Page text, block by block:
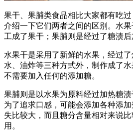
果干、果脯类食品相比大家都有吃
介绍一下它们两者之间的区别。水
工成了果干；果脯则是经过了糖渍后
水果干是采用了新鲜的水果，经过
水、油炸等三种方式外，制作成了
不需要加入任何的添加糖。
果脯则是以水果为原料经过加热糖
为了追求口感，可能会添加各种添
失比较大，而且糖分含量相对来说
用。